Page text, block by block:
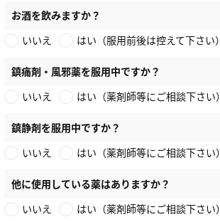
お酒を飲みますか？
いいえ
はい（服用前後は控えて下さい）
鎮痛剤・風邪薬を服用中ですか？
いいえ
はい（薬剤師等にご相談下さい）
鎮静剤を服用中ですか？
いいえ
はい（薬剤師等にご相談下さい）
他に使用している薬はありますか？
いいえ
はい（薬剤師等にご相談下さい）